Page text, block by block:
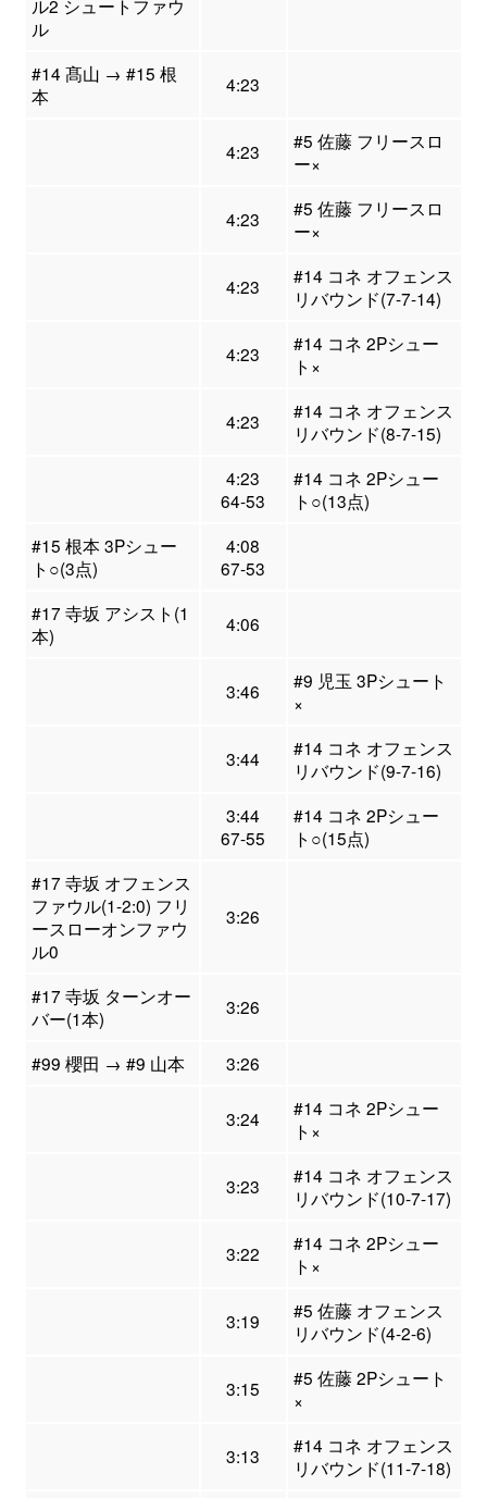
ル2 シュートファウ
ル
#14 髙山 → #15 根
本
4:23
4:23
#5 佐藤 フリースロ
ー×
4:23
#5 佐藤 フリースロ
ー×
4:23
#14 コネ オフェンス
リバウンド(7-7-14)
4:23
#14 コネ 2Pシュー
ト×
4:23
#14 コネ オフェンス
リバウンド(8-7-15)
4:23
64-53
#14 コネ 2Pシュー
ト○(13点)
#15 根本 3Pシュー
ト○(3点)
4:08
67-53
#17 寺坂 アシスト(1
本)
4:06
3:46
#9 児玉 3Pシュート
×
3:44
#14 コネ オフェンス
リバウンド(9-7-16)
3:44
67-55
#14 コネ 2Pシュー
ト○(15点)
#17 寺坂 オフェンス
ファウル(1-2:0) フリ
ースローオンファウ
ル0
3:26
#17 寺坂 ターンオー
バー(1本)
3:26
#99 櫻田 → #9 山本 3:26
3:24
#14 コネ 2Pシュー
ト×
3:23
#14 コネ オフェンス
リバウンド(10-7-17)
3:22
#14 コネ 2Pシュー
ト×
3:19
#5 佐藤 オフェンス
リバウンド(4-2-6)
3:15
#5 佐藤 2Pシュート
×
3:13
#14 コネ オフェンス
リバウンド(11-7-18)